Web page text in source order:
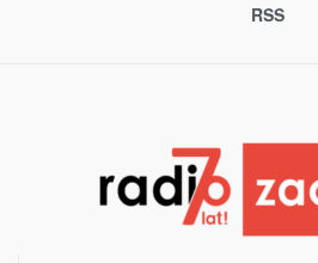
RSS